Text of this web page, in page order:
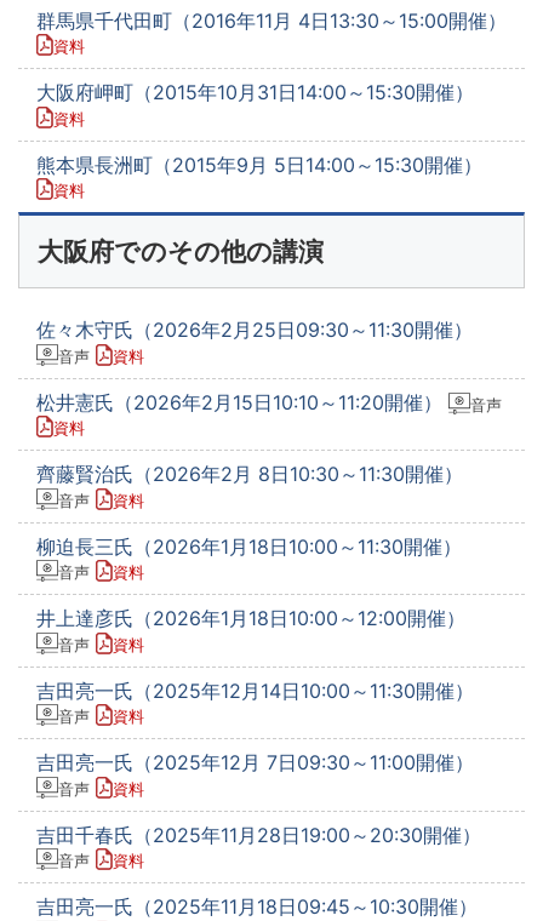
群馬県千代田町（2016年11月 4日13:30～15:00開催）
資料
大阪府岬町（2015年10月31日14:00～15:30開催）
資料
熊本県長洲町（2015年9月 5日14:00～15:30開催）
資料
大阪府でのその他の講演
佐々木守氏（2026年2月25日09:30～11:30開催）
音声 資料
松井憲氏（2026年2月15日10:10～11:20開催）
音声
資料
齊藤賢治氏（2026年2月 8日10:30～11:30開催）
音声 資料
柳迫長三氏（2026年1月18日10:00～11:30開催）
音声 資料
井上達彦氏（2026年1月18日10:00～12:00開催）
音声 資料
吉田亮一氏（2025年12月14日10:00～11:30開催）
音声 資料
吉田亮一氏（2025年12月 7日09:30～11:00開催）
音声 資料
吉田千春氏（2025年11月28日19:00～20:30開催）
音声 資料
吉田亮一氏（2025年11月18日09:45～10:30開催）